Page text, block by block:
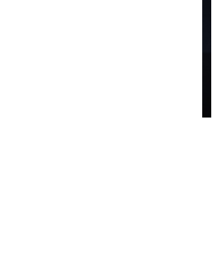
keramiķa Sandersa
kas gaidāms viņpus
apkopo savas pārdomas par
vizualizē autora personīgo